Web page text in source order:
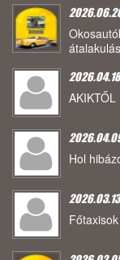
AKIKTŐL
Hol